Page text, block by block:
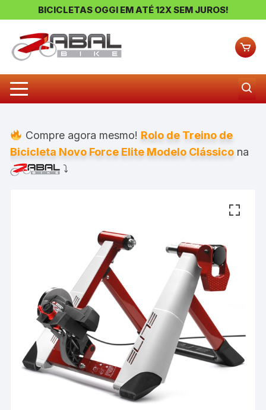
BICICLETAS OGGI EM ATÉ 12X SEM JUROS!
Compre agora mesmo! Rolo de Treino de
Bicicleta Novo Force Elite Modelo Clássico na
⤵